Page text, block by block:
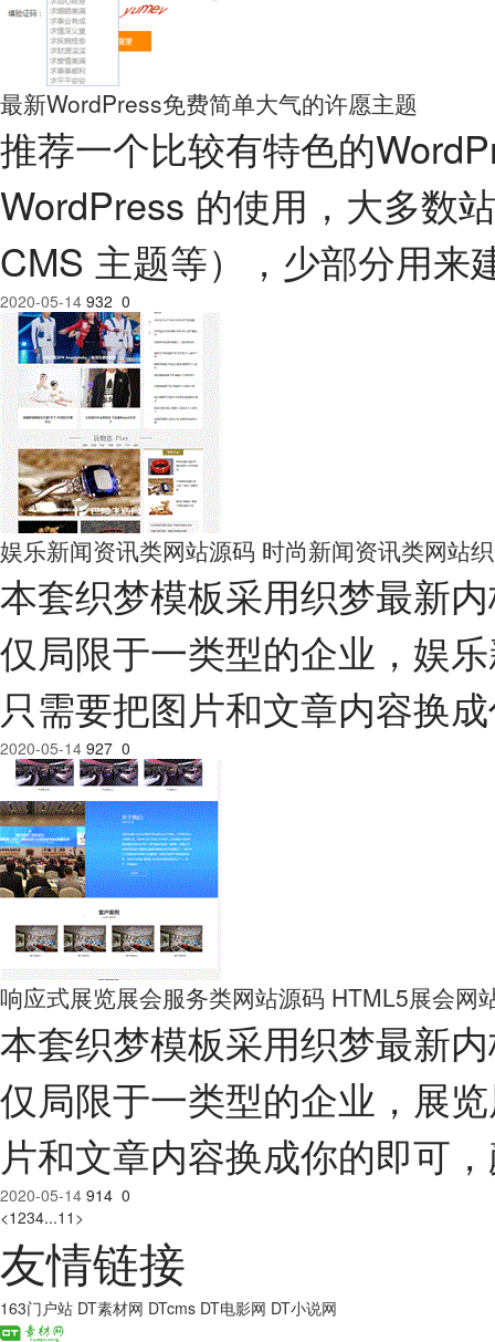
最新WordPress免费简单大气的许愿主题
推荐一个比较有特色的
WordPress 的使用，大多数
CMS 主题等），少部分用
2020-05-14 932 0
娱乐新闻资讯类网站源码 时尚新闻资讯类网站
本套织梦模板采用织梦最新
仅局限于一类型的企业，娱
只需要把图片和文章内容换
2020-05-14 927 0
响应式展览展会服务类网站源码 HTML5展会网
本套织梦模板采用织梦最新
仅局限于一类型的企业，展
片和文章内容换成你的即可
2020-05-14 914 0
<1234...11 >
友情链接
163门户站 DT素材网 DTcms DT电影网 DT小说网